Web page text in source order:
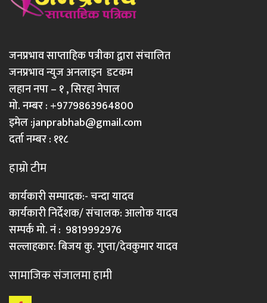
जनप्रभाव साप्ताहिक पत्रीका द्वारा संचालित
जनप्रभाव न्युज अनलाइन डटकम
लहान नपा – १ , सिरहा नेपाल
मो. नम्बर : +9779863964800
इमेल :janprabhab@gmail.com
दर्ता नम्बर : ११८
हाम्रो टीम
कार्यकारी सम्पादक:- चन्दा यादव
कार्यकारी निर्देशक/ संचालक: आलोक यादव
सम्पर्क मो. नं : 9819992976
सल्लाहकार: बिजय कु. गुप्ता/देवकुमार यादव
सामाजिक संजालमा हामी